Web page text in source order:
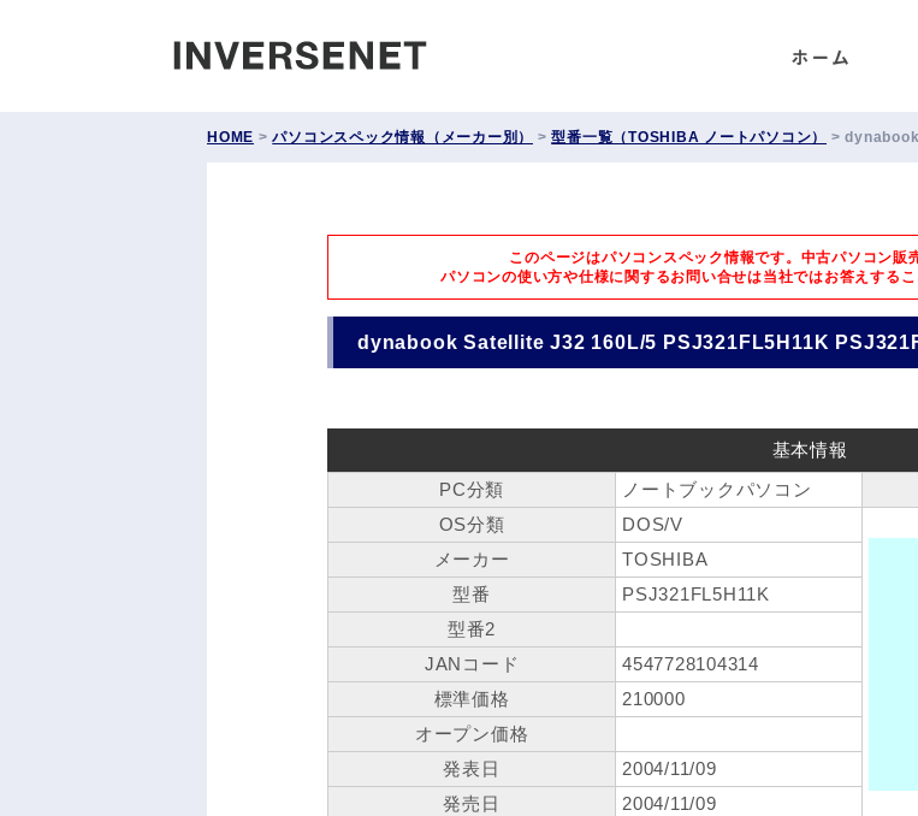
HOME >パソコンスペック情報（メーカー別） >型番一覧（TOSHIBA ノートパソコン） >
このページはパソコンスペック情報です。中古パソコン販
パソコンの使い方や仕様に関するお問い合せは当社ではお答えする
dynabook Satellite J32 160L/5 PSJ321FL5H11K
基本情報
PC分類
ノートブックパソコン
OS分類
DOS/V
メーカー
TOSHIBA
型番
PSJ321FL5H11K
型番2
JANコード
4547728104314
標準価格
210000
オープン価格
発表日
2004/11/09
発売日
2004/11/09